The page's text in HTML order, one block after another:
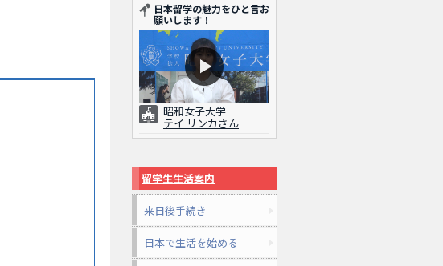
日本留学の魅力をひと言お
願いします！
昭和女子大学
テイ リンカさん
留学生生活案内
来日後手続き
日本で生活を始める